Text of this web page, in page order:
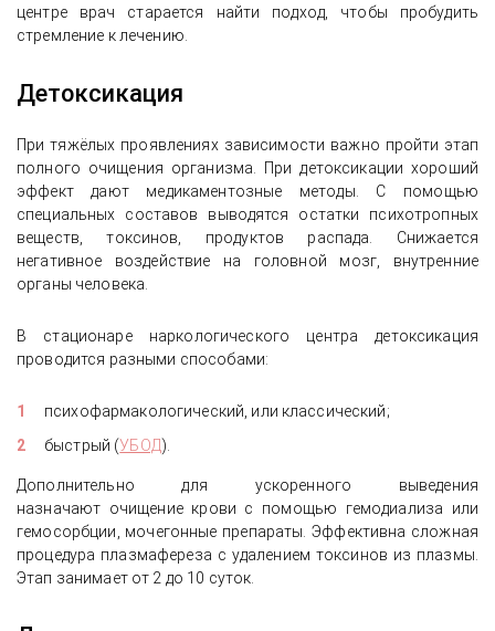
центре врач старается найти подход, чтобы пробудить
стремление к лечению.
Детоксикация
При тяжёлых проявлениях зависимости важно пройти этап
полного очищения организма. При детоксикации хороший
эффект дают медикаментозные методы. С помощью
специальных составов выводятся остатки психотропных
веществ, токсинов, продуктов распада. Снижается
негативное воздействие на головной мозг, внутренние
органы человека.
В стационаре наркологического центра детоксикация
проводится разными способами:
психофармакологический, или классический;
быстрый (УБОД).
Дополнительно для ускоренного выведения
назначают очищение крови с помощью гемодиализа или
гемосорбции, мочегонные препараты. Эффективна сложная
процедура плазмафереза с удалением токсинов из плазмы.
Этап занимает от 2 до 10 суток.